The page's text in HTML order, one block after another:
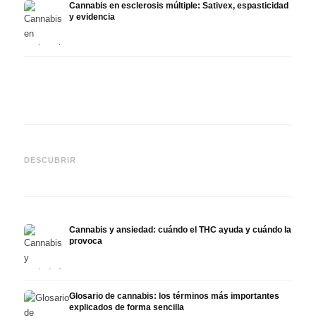
Cannabis en esclerosis múltiple: Sativex, espasticidad
y evidencia
DESCUBRIR
Epidiolex y el estado actual
Cannabis y ansiedad: cuándo el THC ayuda y cuándo la
provoca
Glosario de cannabis: los términos más importantes
explicados de forma sencilla